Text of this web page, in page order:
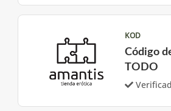
KOD
Código
TODO